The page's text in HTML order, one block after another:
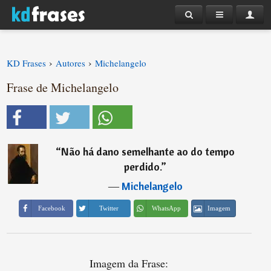
KD Frases › Autores › Michelangelo
Frase de Michelangelo
“Não há dano semelhante ao do tempo
perdido.”
―Michelangelo
Facebook Twitter WhatsApp Imagem
Imagem da Frase: